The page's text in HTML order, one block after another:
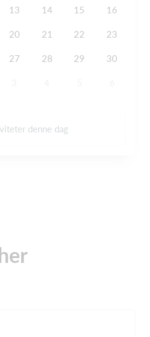
13 14 15 16
20 21 22 23
27 28 29 30
denne dag